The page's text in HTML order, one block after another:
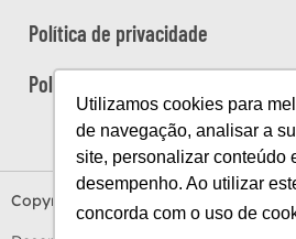
Utilizamos cookies para
de navegação, analisar a
site, personalizar conteúdo
desempenho. Ao utilizar
concorda com o uso de
Política de privacidade
Política de cookies
Copyright Viaje na Viagem © 2026